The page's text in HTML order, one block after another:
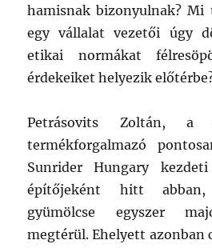
hamisnak bizonyulnak?
egy vállalat vezetői úgy
etikai normákat
érdekeiket helyezik
Petrásovits Zoltán, a
termékforgalmazó
Sunrider Hungary
építőjeként hitt
gyümölcse egyszer
megtérül. Ehelyett azonban